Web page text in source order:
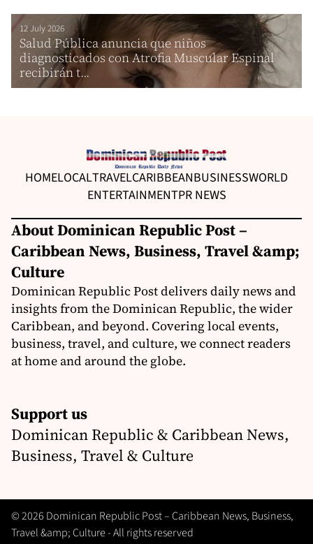
12 July 2026
Salud Pública anuncia que niños
diagnosticados con Atrofia Muscular Espinal
recibirán t...
HOMELOCALTRAVELCARIBBEANBUSINESSWORLD
ENTERTAINMENTPR NEWS
About Dominican Republic Post –
Caribbean News, Business, Travel &amp;
Culture
Dominican Republic Post delivers daily news and
insights from the Dominican Republic, the wider
Caribbean, and beyond. Covering local events,
business, travel, and culture, we connect readers
at home and around the globe.
Support us
Dominican Republic & Caribbean News,
Business, Travel & Culture
© 2026 Dominican Republic Post – Caribbean News, Business,
Travel &amp; Culture - All rights reserved